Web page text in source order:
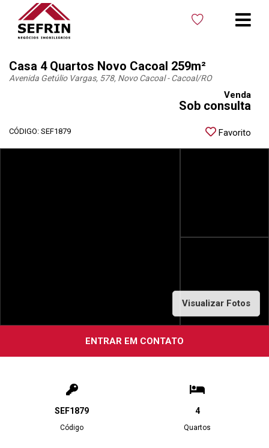
Casa 4 Quartos Novo Cacoal 259m²
Avenida Getúlio Vargas, 578, Novo Cacoal - Cacoal/RO
Venda
Sob consulta
CÓDIGO: SEF1879 Favorito
Visualizar Fotos
ENTRAR EM CONTATO
SEF1879
Código
4
Quartos